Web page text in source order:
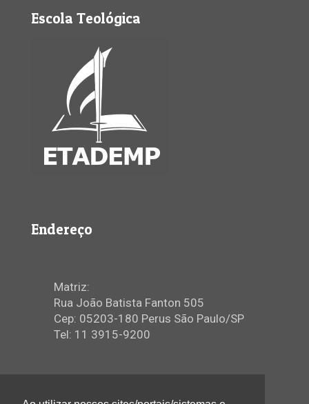
Escola Teológica
Endereço
Matriz:
Rua João Batista Fanton 505
Cep: 05203-180 Perus São Paulo/SP
Tel: 11 3915-9200